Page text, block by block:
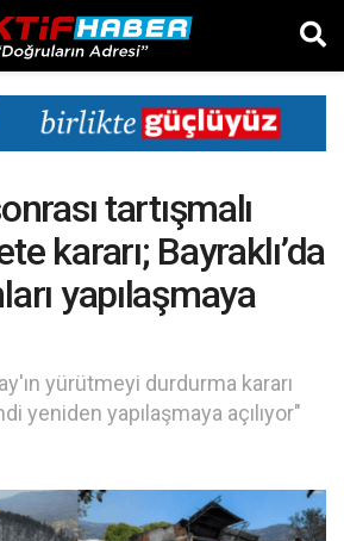
tartışmalı
kararı; Bayraklı’da
yapılaşmaya
yürütmeyi durdurma kararı
yeniden yapılaşmaya açılıyor"